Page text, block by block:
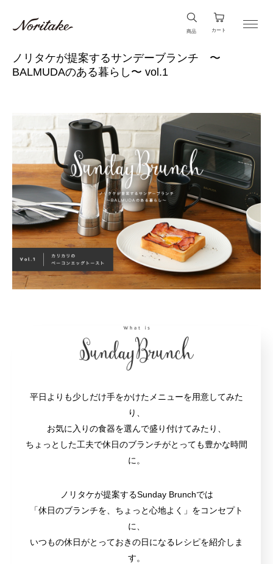
商品 カート
ノリタケが提案するサンデーブランチ 〜
BALMUDAのある暮らし〜 vol.1
平日よりも少しだけ手をかけたメニューを用意してみた
り、
お気に入りの食器を選んで盛り付けてみたり、
ちょっとした工夫で休日のブランチがとっても豊かな時間
に。
ノリタケが提案するSunday Brunchでは
「休日のブランチを、ちょっと心地よく」をコンセプト
に、
いつもの休日がとっておきの日になるレシピを紹介しま
す。